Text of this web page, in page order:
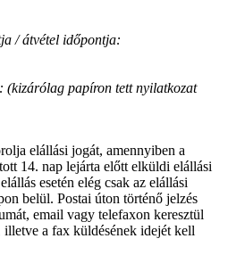
/ átvétel időpontja:
(kizárólag papíron tett nyilatkozat
elállási jogát, amennyiben a
14. nap lejárta előtt elküldi elállási
esetén elég csak az elállási
belül. Postai úton történő jelzés
email vagy telefaxon keresztül
illetve a fax küldésének idejét kell